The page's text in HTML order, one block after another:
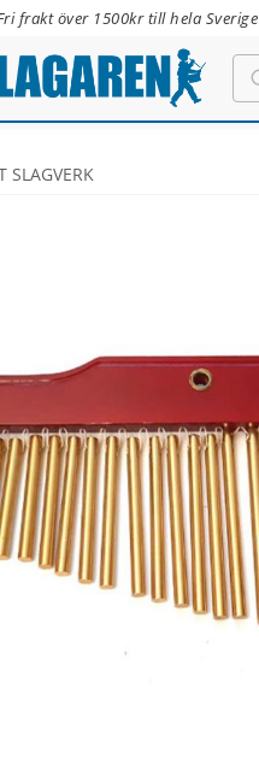
frakt över 1500kr till hela Sverige
SLAGVERK